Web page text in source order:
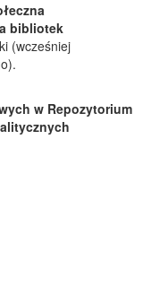
bibliotek
(wcześniej
w Repozytorium